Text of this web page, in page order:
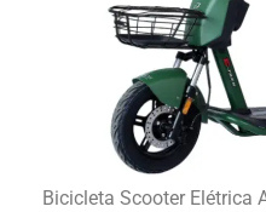
Bicicleta Scooter Elétrica